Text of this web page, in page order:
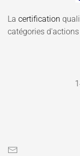
La certification
catégories